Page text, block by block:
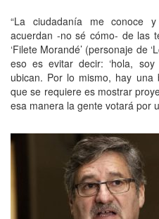
“La ciudadanía me conoce
acuerdan -no sé cómo- de las
‘Filete Morandé’ (personaje de
eso es evitar decir: ‘hola,
ubican. Por lo mismo, hay una
que se requiere es mostrar
esa manera la gente votará por